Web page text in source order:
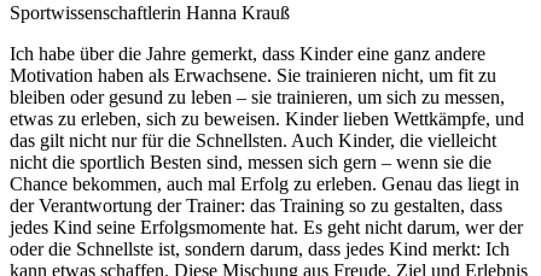
Sportwissenschaftlerin Hanna Krauß
Ich habe über die Jahre gemerkt, dass Kinder eine ganz andere
Motivation haben als Erwachsene. Sie trainieren nicht, um fit zu
bleiben oder gesund zu leben – sie trainieren, um sich zu messen,
etwas zu erleben, sich zu beweisen. Kinder lieben Wettkämpfe, und
das gilt nicht nur für die Schnellsten. Auch Kinder, die vielleicht
nicht die sportlich Besten sind, messen sich gern – wenn sie die
Chance bekommen, auch mal Erfolg zu erleben. Genau das liegt in
der Verantwortung der Trainer: das Training so zu gestalten, dass
jedes Kind seine Erfolgsmomente hat. Es geht nicht darum, wer der
oder die Schnellste ist, sondern darum, dass jedes Kind merkt: Ich
kann etwas schaffen. Diese Mischung aus Freude, Ziel und Erlebnis